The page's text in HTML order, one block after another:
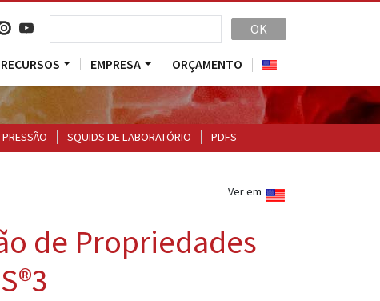
OK
RECURSOS EMPRESA ORÇAMENTO
PRESSÃO SQUIDS DE LABORATÓRIO PDFS
Ver em
de Propriedades